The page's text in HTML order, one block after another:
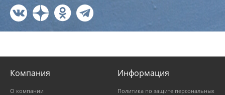
Компания
О компании
Информация
Политика по защите персональных